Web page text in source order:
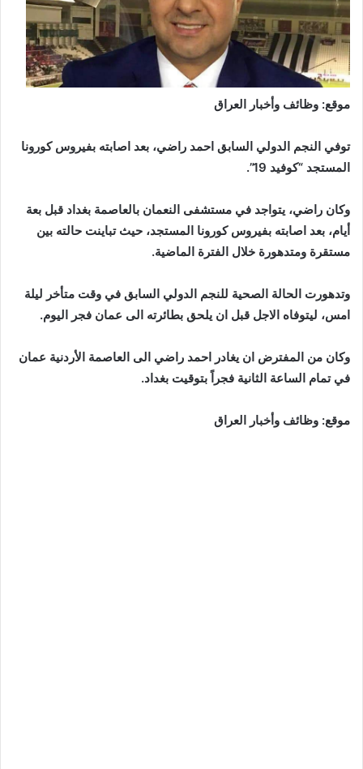
موقع: وظائف وأخبار العراق
توفي النجم الدولي السابق احمد راضي، بعد اصابته بفيروس كورونا
المستجد “كوفيد 19”.
وكان راضي، يتواجد في مستشفى النعمان بالعاصمة بغداد قبل بعة
أيام، بعد اصابته بفيروس كورونا المستجد، حيث تباينت حالته بين
مستقرة ومتدهورة خلال الفترة الماضية.
وتدهورت الحالة الصحية للنجم الدولي السابق في وقت متأخر ليلة
امس، ليتوفاه الاجل قبل ان يلحق بطائرته الى عمان فجر اليوم.
وكان من المفترض ان يغادر احمد راضي الى العاصمة الأردنية عمان
في تمام الساعة الثانية فجراً بتوقيت بغداد.
موقع: وظائف وأخبار العراق